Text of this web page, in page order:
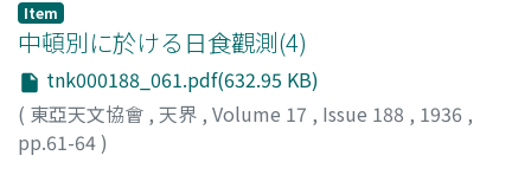
Item
中頓別に於ける日食觀測(4)
tnk000188_061.pdf(632.95 KB)
( 東亞天文協會 , 天界 , Volume 17 , Issue 188 , 1936 ,
pp.61-64)